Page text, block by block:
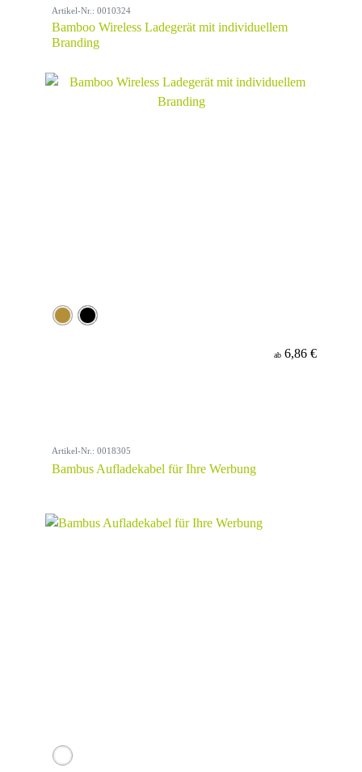
Artikel-Nr.: 0010324
Bamboo Wireless Ladegerät mit individuellem
Branding
ab 6,86 €
Artikel-Nr.: 0018305
Bambus Aufladekabel für Ihre Werbung